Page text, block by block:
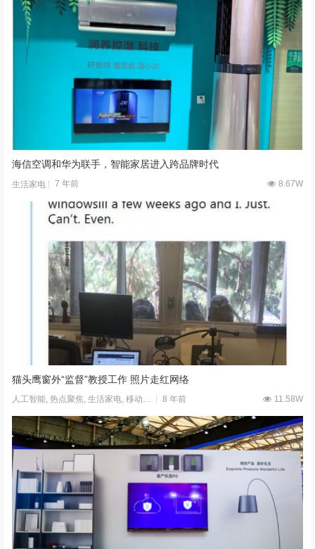
海信空调和华为联手，智能家居进入跨品牌时代
生活家电 7 年前 8.67W
猫头鹰窗外“监督”教授工作 照片走红网络
人工智能,热点聚焦,生活家电,移动应用 8 年前 11.58W